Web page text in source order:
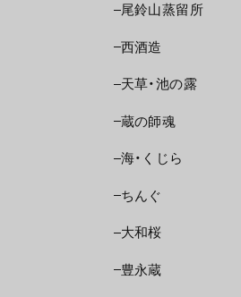
尾鈴山蒸留所
西酒造
天草・池の露
蔵の師魂
海・くじら
ちんぐ
大和桜
豊永蔵